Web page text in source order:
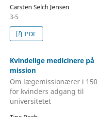
Carsten Selch Jensen
3-5
PDF
Kvindelige medicinere på
mission
Om lægemissionærer i
for kvinders adgang til
universitetet